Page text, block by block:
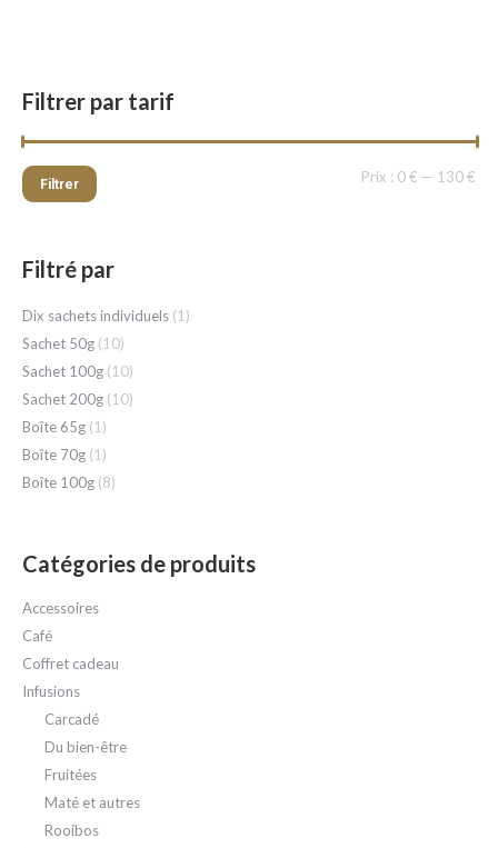
Filtrer par tarif
Filtrer Prix : 0 € — 130 €
Filtré par
Dix sachets individuels (1)
Sachet 50g (10)
Sachet 100g (10)
Sachet 200g (10)
Boîte 65g (1)
Boîte 70g (1)
Boîte 100g (8)
Catégories de produits
Accessoires
Café
Coffret cadeau
Infusions
Carcadé
Du bien-être
Fruitées
Maté et autres
Rooibos